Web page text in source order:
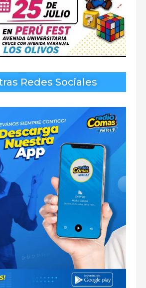
Redes Sociales